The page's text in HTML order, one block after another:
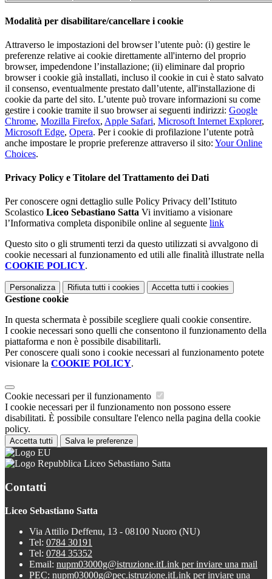
Modalità per disabilitare/cancellare i cookie
Attraverso le impostazioni del browser l’utente può: (i) gestire le
preferenze relative ai cookie direttamente all'interno del proprio
browser, impedendone l’installazione; (ii) eliminare dal proprio
browser i cookie già installati, incluso il cookie in cui è stato salvato
il consenso, eventualmente prestato dall’utente, all'installazione di
cookie da parte del sito. L’utente può trovare informazioni su come
gestire i cookie tramite il suo browser ai seguenti indirizzi: Google
Chrome, Mozilla Firefox, Apple Safari, Microsoft Internet Explorer,
Microsoft Edge, Opera. Per i cookie di profilazione l’utente potrà
anche impostare le proprie preferenze attraverso il sito: Your Online
Choices.
Privacy Policy e Titolare del Trattamento dei Dati
Per conoscere ogni dettaglio sulle Policy Privacy dell’Istituto
Scolastico Liceo Sebastiano Satta Vi invitiamo a visionare
l’Informativa completa disponibile online al seguente link
Questo sito o gli strumenti terzi da questo utilizzati si avvalgono di
cookie necessari al funzionamento ed utili alle finalità illustrate nella
COOKIE POLICY.
Personalizza Rifiuta tutti i cookies Accetta tutti i cookies
Gestione cookie
In questa schermata è possibile scegliere quali cookie consentire.
I cookie necessari sono quelli che consentono il funzionamento della
piattaforma e non è possibile disabilitarli.
Per conoscere quali sono i cookie necessari al funzionamento potete
visionare la COOKIE POLICY.
Cookie necessari per il funzionamento
I cookie necessari per il funzionamento non possono essere
disabilitati. È possibile consultare l'elenco nella pagina della cookie
policy.
Accetta tutti Salva le preferenze
Liceo Sebastiano Satta
Contatti
Liceo Sebastiano Satta
Via Attilio Deffenu, 13 - 08100 Nuoro (NU)
Tel: 0784 30191
Tel: 0784 35352
Email: nupm03000g@istruzione.itLink per inviare una mail
PEC: nupm03000g@pec.istruzione.itLink per inviare una